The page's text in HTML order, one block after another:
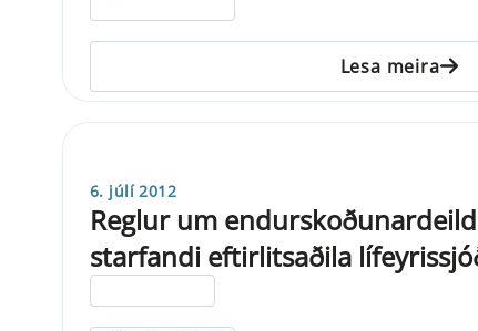
Lesa meira
6. júlí 2012
Reglur um
starfandi eftirlitsaðila